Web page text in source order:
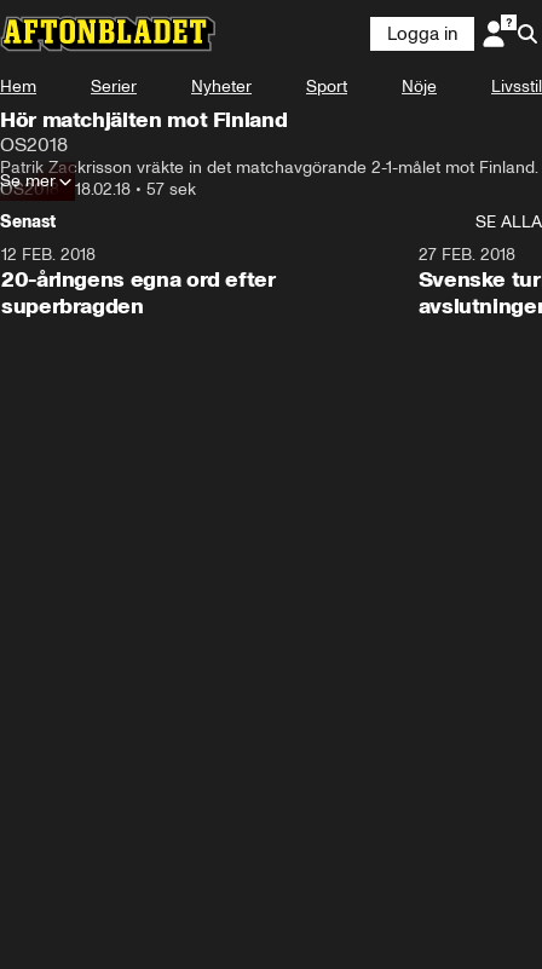
Logga in
Hem Serier Nyheter Sport Nöje Livsstil
Hör matchjälten mot Finland
OS2018
Patrik Zackrisson vräkte in det matchavgörande 2-1-målet mot Finland.
OS2018• 18.02.18 • 57 sek
Se mer
Senast
SE ALLA
12 FEB. 2018
20-åringens egna ord efter
superbragden
27 FEB. 2018
Svenske